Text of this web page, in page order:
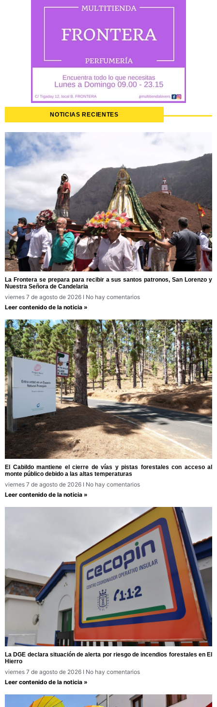
NOTICIAS RECIENTES
La Frontera se prepara para recibir a sus santos patronos, San Lorenzo y
Nuestra Señora de Candelaria
viernes 7 de agosto de 2026
No hay comentarios
Leer contenido de la noticia »
El Cabildo mantiene el cierre de vías y pistas forestales con acceso al
monte público debido a las altas temperaturas
viernes 7 de agosto de 2026
No hay comentarios
Leer contenido de la noticia »
La DGE declara situación de alerta por riesgo de incendios forestales en El
Hierro
viernes 7 de agosto de 2026
No hay comentarios
Leer contenido de la noticia »